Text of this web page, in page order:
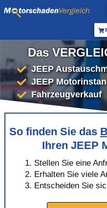
Das
JEEP
JEEP
Fahrzeugverkauf
So finden Sie das
Ihren JEEP
Stellen Sie eine
Erhalten Sie viele
Entscheiden Sie